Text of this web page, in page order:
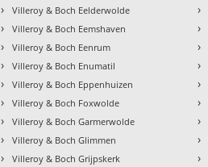
› Villeroy & Boch Eelderwolde
› Villeroy & Boch Eemshaven
› Villeroy & Boch Eenrum
› Villeroy & Boch Enumatil
› Villeroy & Boch Eppenhuizen
› Villeroy & Boch Foxwolde
› Villeroy & Boch Garmerwolde
› Villeroy & Boch Glimmen
› Villeroy & Boch Grijpskerk
›
›
›
›
›
›
›
›
›